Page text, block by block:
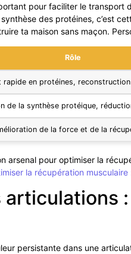
pour faciliter le transport
des protéines, c’est
ta maison sans maçon.
Rôle
rapide en protéines, reconstruction
de la synthèse protéique,
de la force et de la
arsenal pour optimiser la
la récupération
articulations
persistante dans une